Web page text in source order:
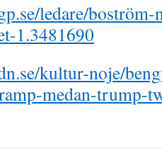
ledare/
1.3481690
kultur-noje/
medan-trump-